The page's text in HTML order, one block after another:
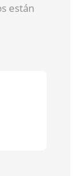
están